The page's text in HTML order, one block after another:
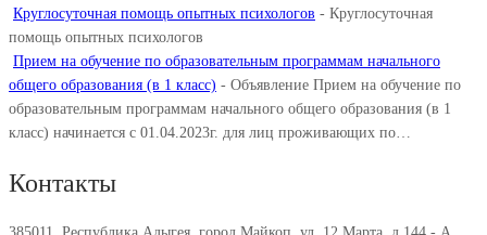
Круглосуточная помощь опытных психологов - Круглосуточная
помощь опытных психологов
Прием на обучение по образовательным программам начального
общего образования (в 1 класс) - Объявление Прием на обучение по
образовательным программам начального общего образования (в 1
класс) начинается с 01.04.2023г. для лиц проживающих по…
Контакты